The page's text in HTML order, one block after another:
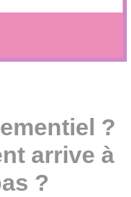
?
arrive à
?